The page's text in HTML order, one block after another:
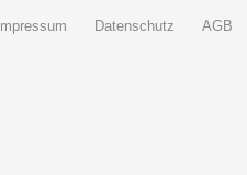
Impressum Datenschutz AGB